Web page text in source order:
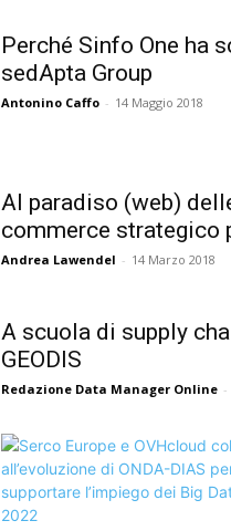
Perché Sinfo One ha
sedApta Group
Antonino Caffo - 14 Maggio 2018
Al paradiso (web)
commerce strategico
Andrea Lawendel - 14 Marzo 2018
A scuola di supply
GEODIS
Redazione Data Manager Online -